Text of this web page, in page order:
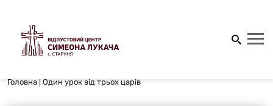
Головна | Один урок від трьох царів